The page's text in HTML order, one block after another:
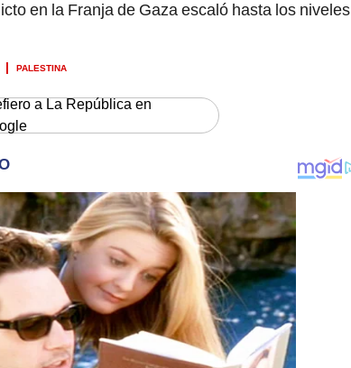
en la Franja de Gaza escaló hasta los niveles
PALESTINA
a La República en